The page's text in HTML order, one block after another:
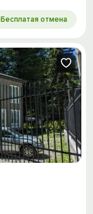
Бесплатая отмена